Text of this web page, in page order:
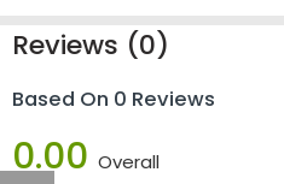
Reviews (0)
Based On 0 Reviews
0.00 Overall